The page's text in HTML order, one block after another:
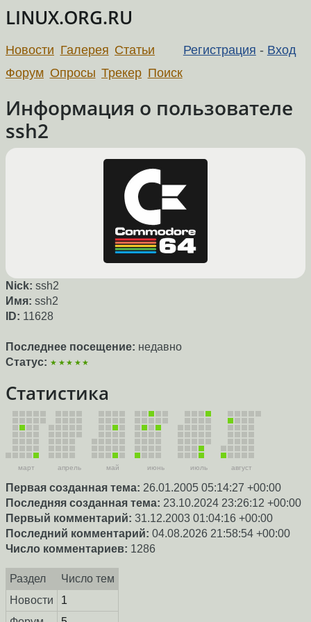
LINUX.ORG.RU
Регистрация - Вход
Новости Галерея Статьи
Форум Опросы Трекер Поиск
Информация о пользователе
ssh2
Nick: ssh2
Имя: ssh2
ID: 11628
Последнее посещение: недавно
Статус: ★★★★★
Статистика
март апрель май июнь июль август
Первая созданная тема: 26.01.2005 05:14:27 +00:00
Последняя созданная тема: 23.10.2024 23:26:12 +00:00
Первый комментарий: 31.12.2003 01:04:16 +00:00
Последний комментарий: 04.08.2026 21:58:54 +00:00
Число комментариев: 1286
Раздел
Число тем
Новости
1